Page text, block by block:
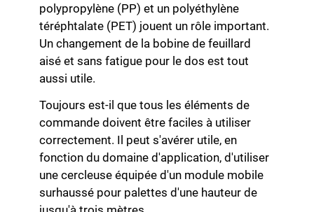
polypropylène (PP) et un polyéthylène
téréphtalate (PET) jouent un rôle important.
Un changement de la bobine de feuillard
aisé et sans fatigue pour le dos est tout
aussi utile.
Toujours est-il que tous les éléments de
commande doivent être faciles à utiliser
correctement. Il peut s'avérer utile, en
fonction du domaine d'application, d'utiliser
une cercleuse équipée d'un module mobile
surhaussé pour palettes d'une hauteur de